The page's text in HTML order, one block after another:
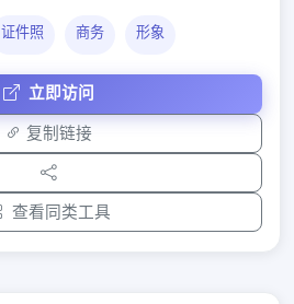
证件照 商务 形象
立即访问
复制链接
查看同类工具